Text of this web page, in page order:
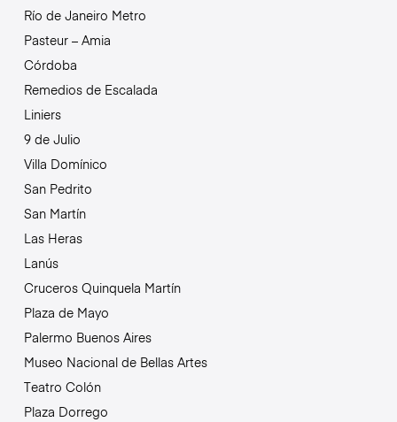
Río de Janeiro Metro
Pasteur – Amia
Córdoba
Remedios de Escalada
Liniers
9 de Julio
Villa Domínico
San Pedrito
San Martín
Las Heras
Lanús
Cruceros Quinquela Martín
Plaza de Mayo
Palermo Buenos Aires
Museo Nacional de Bellas Artes
Teatro Colón
Plaza Dorrego